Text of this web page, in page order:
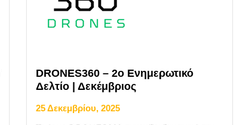
DRONES360 – 2ο Ενημερωτικό
Δελτίο | Δεκέμβριος
25 Δεκεμβρίου, 2025